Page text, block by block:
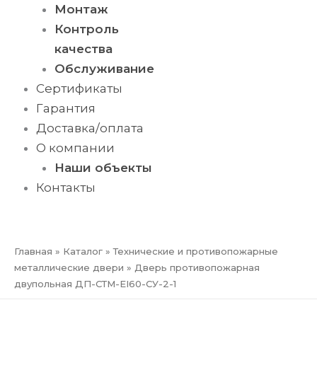
Монтаж
Контроль
качества
Обслуживание
Сертификаты
Гарантия
Доставка/оплата
О компании
Наши объекты
Контакты
Главная » Каталог »Технические и противопожарные
металлические двери » Дверь противопожарная
двупольная ДП-СТМ-EI60-СУ-2-1